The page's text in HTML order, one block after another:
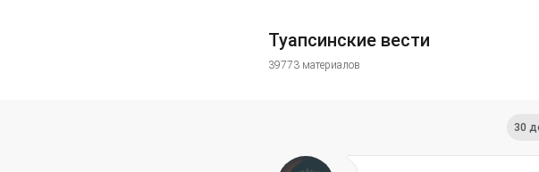
Туапсинские вести
39773 материалов
30